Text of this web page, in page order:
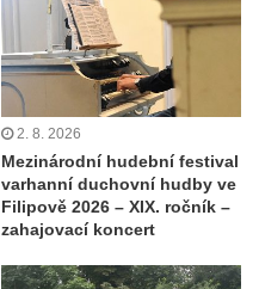
2. 8. 2026
Mezinárodní hudební festival
varhanní duchovní hudby ve
Filipově 2026 – XIX. ročník –
zahajovací koncert